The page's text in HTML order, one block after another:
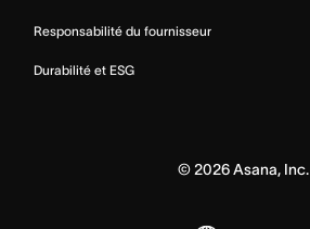
Responsabilité du fournisseur
Durabilité et ESG
© 2026Asana, Inc.